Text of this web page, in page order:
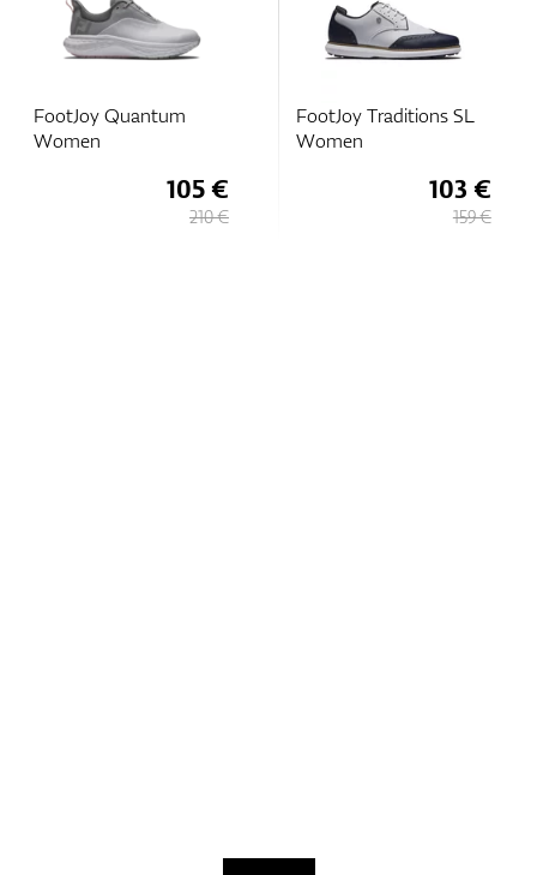
FootJoy Quantum
Women
105 €
210 €
FootJoy Traditions SL
Women
103 €
159 €